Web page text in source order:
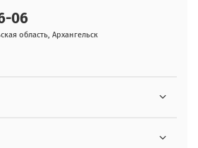
06
область, Архангельск